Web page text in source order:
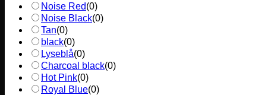
Noise Red(0)
Noise Black(0)
Tan(0)
black(0)
Lyseblå(0)
Charcoal black(0)
Hot Pink(0)
Royal Blue(0)